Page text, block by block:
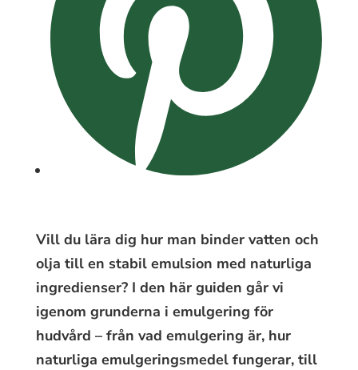
Vill du lära dig hur man binder vatten och
olja till en stabil emulsion med naturliga
ingredienser? I den här guiden går vi
igenom grunderna i emulgering för
hudvård – från vad emulgering är, hur
naturliga emulgeringsmedel fungerar, till